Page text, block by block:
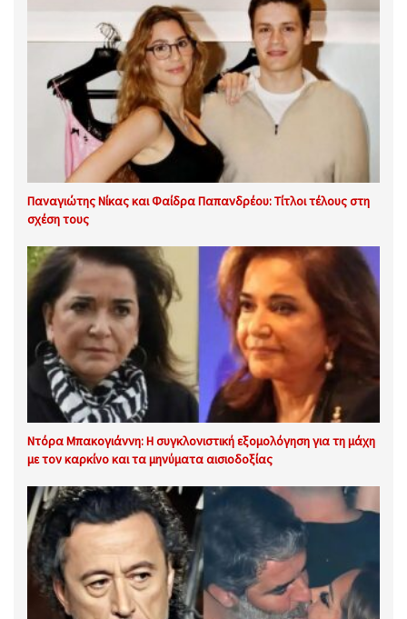
Παναγιώτης Νίκας και Φαίδρα Παπανδρέου: Τίτλοι τέλους στη
σχέση τους
Ντόρα Μπακογιάννη: Η συγκλονιστική εξομολόγηση για τη μάχη
με τον καρκίνο και τα μηνύματα αισιοδοξίας